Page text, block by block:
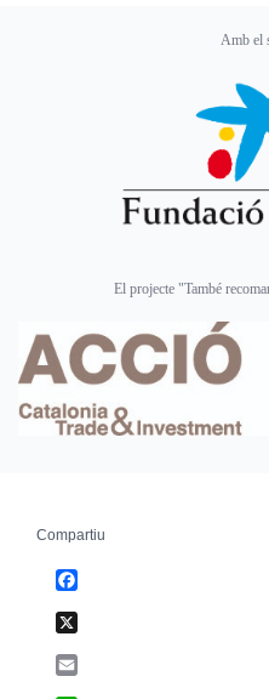
Amb el
El projecte "També
Compartiu